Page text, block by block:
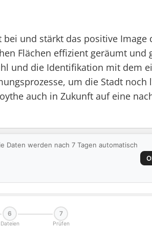
und stärkt das positive Image
Flächen effizient geräumt und
und die Identifikation mit dem
um die Stadt noch
auch in Zukunft auf eine
Daten werden nach 7 Tagen automatisch
6
Dateien
7
Prüfen